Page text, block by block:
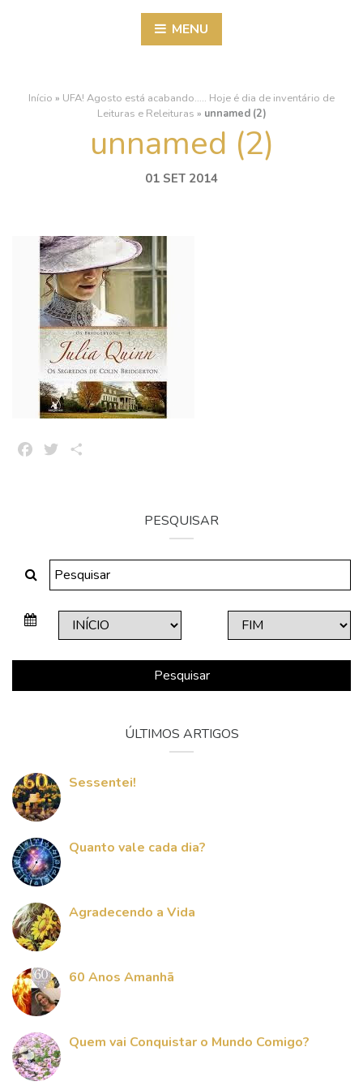
MENU
Início » UFA! Agosto está acabando….. Hoje é dia de inventário de
Leituras e Releituras » unnamed (2)
unnamed (2)
01 SET 2014
FacebookTwitter
PESQUISAR
Pesquisar
ÚLTIMOS ARTIGOS
Sessentei!
Quanto vale cada dia?
Agradecendo a Vida
60 Anos Amanhã
Quem vai Conquistar o Mundo Comigo?